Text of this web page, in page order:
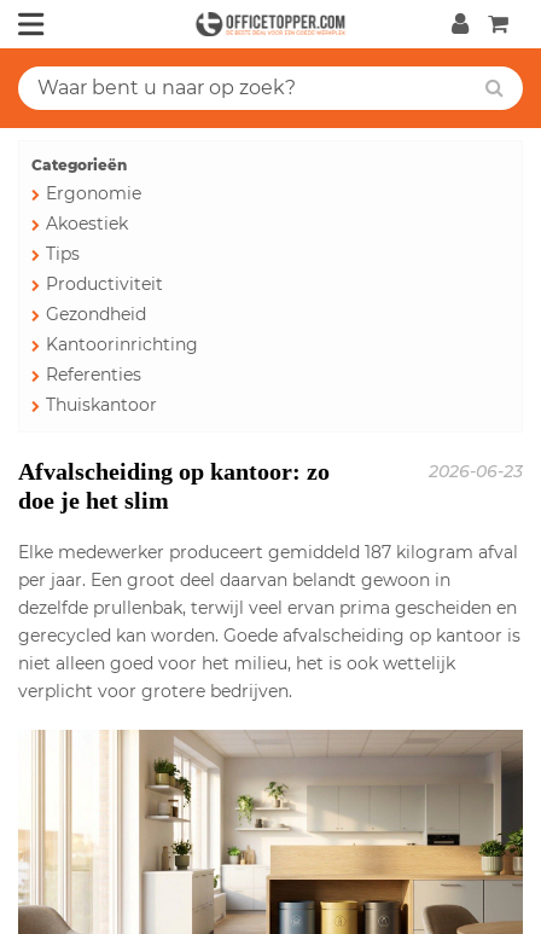
Categorieën
Ergonomie
Akoestiek
Tips
Productiviteit
Gezondheid
Kantoorinrichting
Referenties
Thuiskantoor
Afvalscheiding op kantoor: zo
doe je het slim
2026-06-23
Elke medewerker produceert gemiddeld 187 kilogram afval
per jaar. Een groot deel daarvan belandt gewoon in
dezelfde prullenbak, terwijl veel ervan prima gescheiden en
gerecycled kan worden. Goede afvalscheiding op kantoor is
niet alleen goed voor het milieu, het is ook wettelijk
verplicht voor grotere bedrijven.